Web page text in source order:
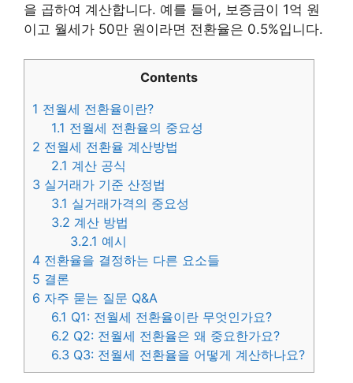
을 곱하여 계산합니다. 예를 들어, 보증금이 1억 원
이고 월세가 50만 원이라면 전환율은 0.5%입니다.
Contents
1 전월세 전환율이란?
1.1 전월세 전환율의 중요성
2 전월세 전환율 계산방법
2.1 계산 공식
3 실거래가 기준 산정법
3.1 실거래가격의 중요성
3.2 계산 방법
3.2.1 예시
4 전환율을 결정하는 다른 요소들
5 결론
6 자주 묻는 질문 Q&A
6.1 Q1: 전월세 전환율이란 무엇인가요?
6.2 Q2: 전월세 전환율은 왜 중요한가요?
6.3 Q3: 전월세 전환율을 어떻게 계산하나요?